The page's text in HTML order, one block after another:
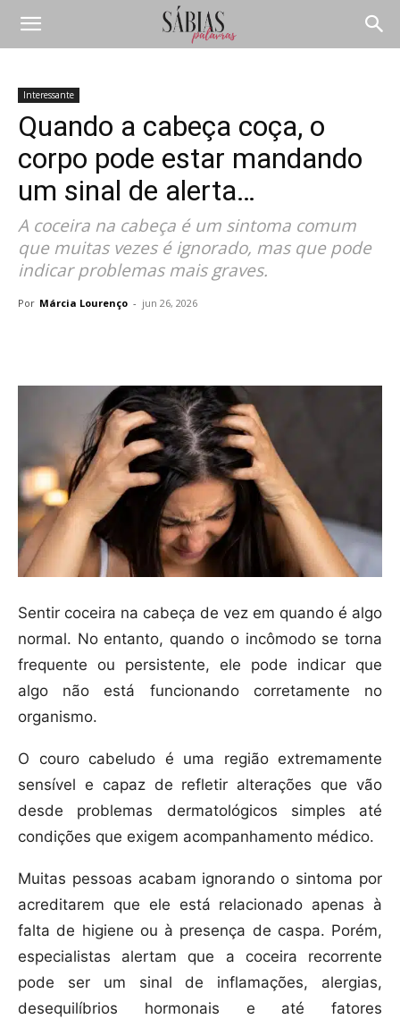
Interessante
Quando a cabeça coça, o
corpo pode estar mandando
um sinal de alerta…
A coceira na cabeça é um sintoma comum
que muitas vezes é ignorado, mas que pode
indicar problemas mais graves.
Por Márcia Lourenço - jun 26, 2026
Sentir coceira na cabeça de vez em quando é algo
normal. No entanto, quando o incômodo se torna
frequente ou persistente, ele pode indicar que
algo não está funcionando corretamente no
organismo.
O couro cabeludo é uma região extremamente
sensível e capaz de refletir alterações que vão
desde problemas dermatológicos simples até
condições que exigem acompanhamento médico.
Muitas pessoas acabam ignorando o sintoma por
acreditarem que ele está relacionado apenas à
falta de higiene ou à presença de caspa. Porém,
especialistas alertam que a coceira recorrente
pode ser um sinal de inflamações, alergias,
desequilíbrios hormonais e até fatores